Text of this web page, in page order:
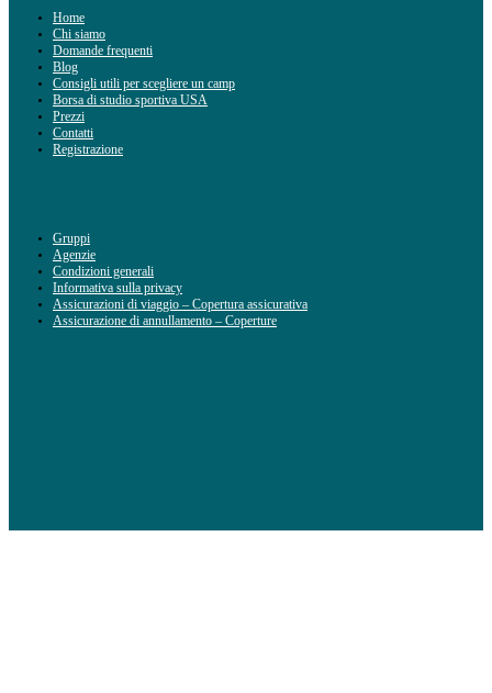
Home
Chi siamo
Domande frequenti
Blog
Consigli utili per scegliere un camp
Borsa di studio sportiva USA
Prezzi
Contatti
Registrazione
Gruppi
Agenzie
Condizioni generali
Informativa sulla privacy
Assicurazioni di viaggio – Copertura assicurativa
Assicurazione di annullamento – Coperture